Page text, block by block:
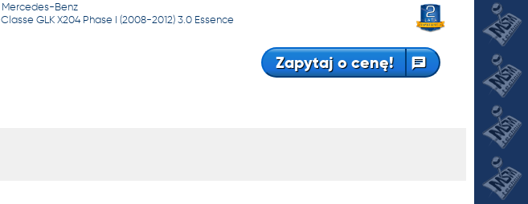
Mercedes-Benz
Classe GLK X204 Phase I (2008-2012) 3.0 Essence
Zapytaj o cenę!